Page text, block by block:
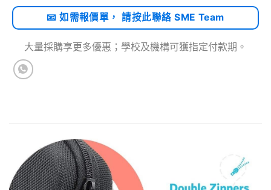
📧 如需報價單， 請按此聯絡 SME Team
大量採購享更多優惠；學校及機構可獲指定付款期。